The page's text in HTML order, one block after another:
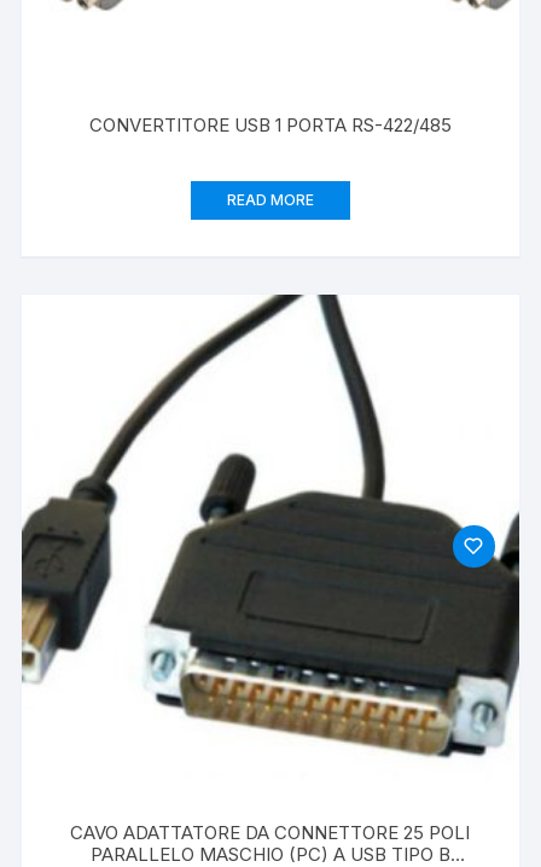
CONVERTITORE USB 1 PORTA RS-422/485
READ MORE
CAVO ADATTATORE DA CONNETTORE 25 POLI
PARALLELO MASCHIO (PC) A USB TIPO B